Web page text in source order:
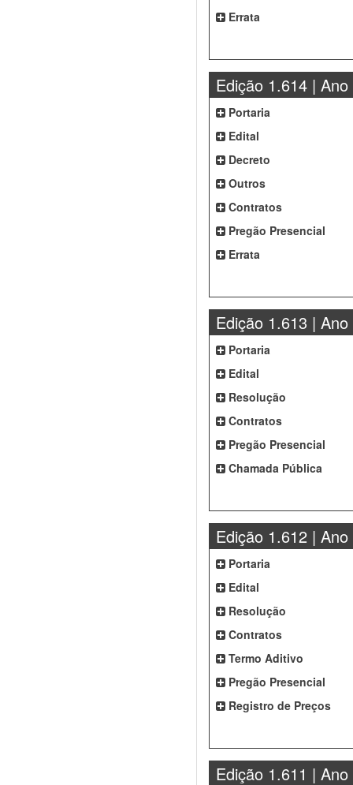
Errata
Edição 1.614 | Ano
Portaria
Edital
Decreto
Outros
Contratos
Pregão Presencial
Errata
Edição 1.613 | Ano
Portaria
Edital
Resolução
Contratos
Pregão Presencial
Chamada Pública
Edição 1.612 | Ano
Portaria
Edital
Resolução
Contratos
Termo Aditivo
Pregão Presencial
Registro de Preços
Edição 1.611 | Ano